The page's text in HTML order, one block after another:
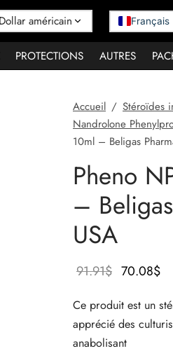
Français
PROTECTIONS AUTRES
Accueil / Stéroïdes
Nandrolone
10ml – Beligas
Pheno
–
USA
91.91$ Le prix
était :
91.91$.
70.08$
Ce produit est un
apprécié des
anabolisant